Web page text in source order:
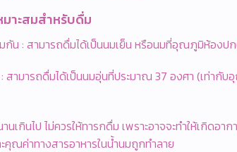
าะสมสำหรับดื่ม
กัน : สามารถดื่มได้เป็นนมเย็น หรือนมที่อุณภูมิห้องป
สามารถดื่มได้เป็นนมอุ่นที่ประมาณ 37 องศา (เท่ากั
กินไป ไม่ควรให้ทารกดื่ม เพราะอาจจะทำให้เกิดอา
ณค่าทางสารอาหารในน้ำนมถูกทำลาย